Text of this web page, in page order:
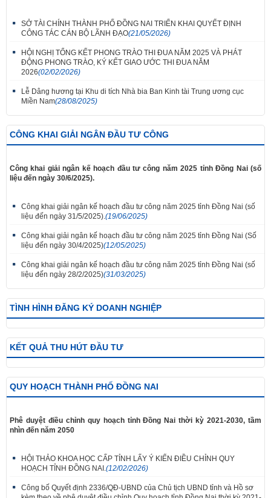
SỞ TÀI CHÍNH THÀNH PHỐ ĐỒNG NAI TRIỂN KHAI QUYẾT ĐỊNH
CÔNG TÁC CÁN BỘ LÃNH ĐẠO(21/05/2026)
HỘI NGHỊ TỔNG KẾT PHONG TRÀO THI ĐUA NĂM 2025 VÀ PHÁT
ĐỘNG PHONG TRÀO, KÝ KẾT GIAO ƯỚC THI ĐUA NĂM
2026(02/02/2026)
Lễ Dâng hương tại Khu di tích Nhà bia Ban Kinh tài Trung ương cục
Miền Nam(28/08/2025)
CÔNG KHAI GIẢI NGÂN ĐẦU TƯ CÔNG
Công khai giải ngân kế hoạch đầu tư công năm 2025 tỉnh Đồng Nai (số
liệu đến ngày 30/6/2025).
Công khai giải ngân kế hoạch đầu tư công năm 2025 tỉnh Đồng Nai (số
liệu đến ngày 31/5/2025). (19/06/2025)
Công khai giải ngân kế hoạch đầu tư công năm 2025 tỉnh Đồng Nai (Số
liệu đến ngày 30/4/2025)(12/05/2025)
Công khai giải ngân kế hoạch đầu tư công năm 2025 tỉnh Đồng Nai (số
liệu đến ngày 28/2/2025)(31/03/2025)
TÌNH HÌNH ĐĂNG KÝ DOANH NGHIỆP
KẾT QUẢ THU HÚT ĐẦU TƯ
QUY HOẠCH THÀNH PHỐ ĐỒNG NAI
Phê duyệt điều chỉnh quy hoạch tỉnh Đồng Nai thời kỳ 2021-2030, tầm
nhìn đến năm 2050
HỘI THẢO KHOA HỌC CẤP TỈNH LẤY Ý KIẾN ĐIỀU CHỈNH QUY
HOẠCH TỈNH ĐỒNG NAI. (12/02/2026)
Công bố Quyết định 2336/QĐ-UBND của Chủ tịch UBND tỉnh và Hồ sơ